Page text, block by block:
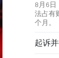
8月6日
法占有
个月。
起诉